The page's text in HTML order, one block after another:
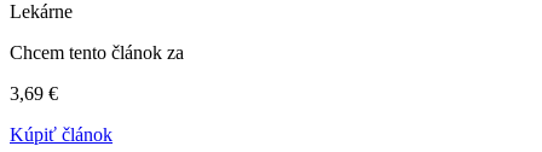
Lekárne
Chcem tento článok za
3,69 €
Kúpiť článok